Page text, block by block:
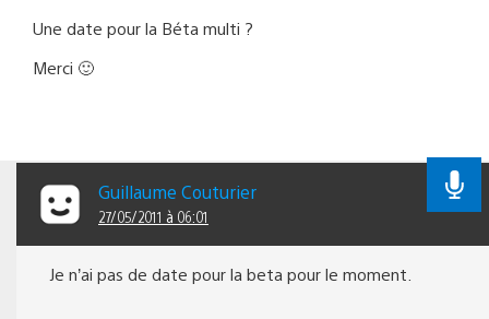
Une date pour la Béta multi ?
Merci 🙂
Guillaume Couturier
27/05/2011 à 06:01
Je n’ai pas de date pour la beta pour le moment.